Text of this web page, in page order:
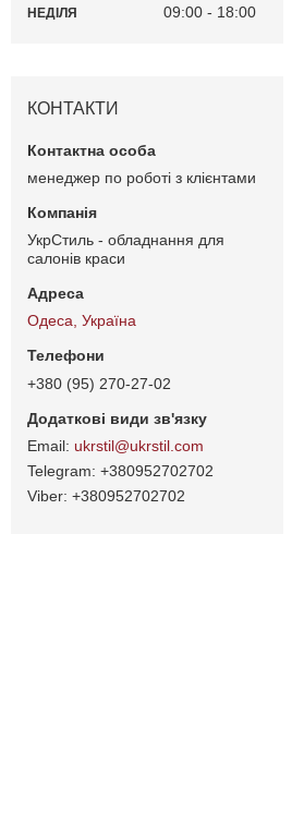
НЕДІЛЯ 09:00 18:00
КОНТАКТИ
менеджер по роботі з клієнтами
УкрСтиль - обладнання для
салонів краси
Одеса, Україна
+380 (95) 270-27-02
ukrstil@ukrstil.com
+380952702702
+380952702702